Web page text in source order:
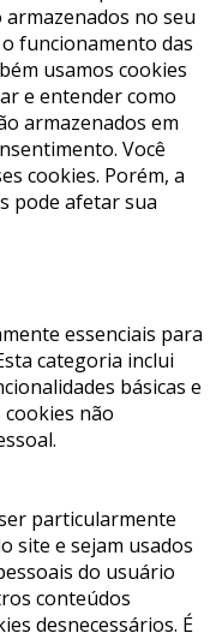
no seu
funcionamento das
usamos cookies
e entender como
armazenados em
Você
cookies. Porém, a
pode afetar sua
essenciais para
categoria inclui
básicas e
cookies não
particularmente
site e sejam usados
do usuário
conteúdos
desnecessários. É